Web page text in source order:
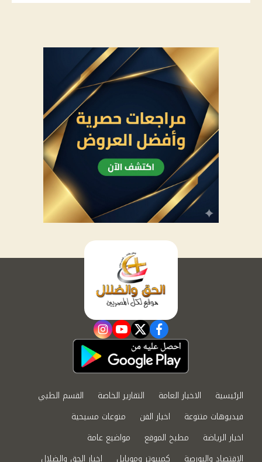
facebook
twitter
youtube
instagram
الرئيسية الاخبار العامة التقارير الخاصة
القسم الطبي
فيديوهات متنوعة
اخبار الفن
منوعات مسيحية
اخبار الرياضة
مطبخ الموقع
مواضيع عامة
الاقتصاد والبورصة
كمبيوتر وموبايل اخبار الحق والضلال